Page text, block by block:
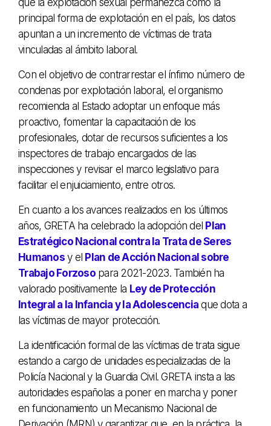
que la explotación sexual permanezca como la
principal forma de explotación en el país, los datos
apuntan a un incremento de víctimas de trata
vinculadas al ámbito laboral.
Con el objetivo de contrarrestar el ínfimo número de
condenas por explotación laboral, el organismo
recomienda al Estado adoptar un enfoque más
proactivo, fomentar la capacitación de los
profesionales, dotar de recursos suficientes a los
inspectores de trabajo encargados de las
inspecciones y revisar el marco legislativo para
facilitar el enjuiciamiento, entre otros.
En cuanto a los avances realizados en los últimos
años, GRETA ha celebrado la adopción del Plan
Estratégico Nacional contra la Trata de Seres
Humanosy el Plan de Acción Nacional sobre
Trabajo Forzosopara 2021-2023. También ha
valorado positivamente la Ley de Protección
Integral a la Infancia y la Adolescencia que dota a
las víctimas de mayor protección.
La identificación formal de las víctimas de trata sigue
estando a cargo de unidades especializadas de la
Policía Nacional y la Guardia Civil. GRETA insta a las
autoridades españolas a poner en marcha y poner
en funcionamiento un Mecanismo Nacional de